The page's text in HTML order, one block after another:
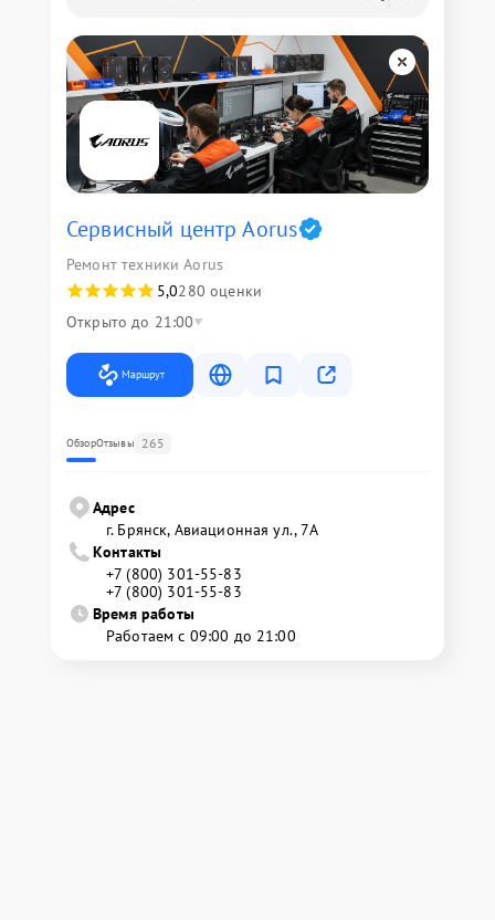
Сервисный центр Aorus
Ремонт техники Aorus
5,0280 оценки
Открыто до 21:00
Маршрут
ОбзорОтзывы 265
Адрес
г. Брянск, Авиационная ул., 7А
Контакты
+7 (800) 301-55-83
+7 (800) 301-55-83
Время работы
Работаем с 09:00 до 21:00